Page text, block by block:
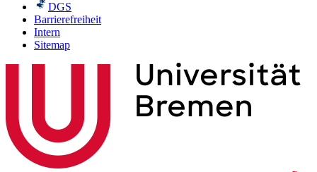
DGS
Barrierefreiheit
Intern
Sitemap